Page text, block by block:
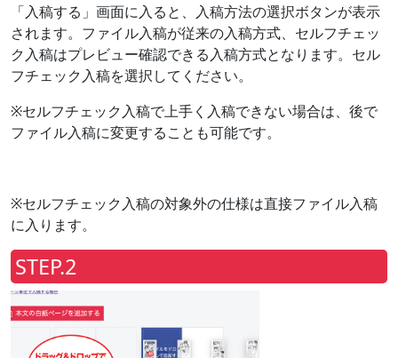
「入稿する」画面に入ると、入稿方法の選択ボタンが表示
されます。ファイル入稿が従来の入稿方式、セルフチェッ
ク入稿はプレビュー確認できる入稿方式となります。セル
フチェック入稿を選択してください。
※セルフチェック入稿で上手く入稿できない場合は、後で
ファイル入稿に変更することも可能です。
※セルフチェック入稿の対象外の仕様は直接ファイル入稿
に入ります。
STEP.2